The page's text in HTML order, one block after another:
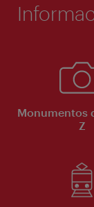
Monumentos
Z